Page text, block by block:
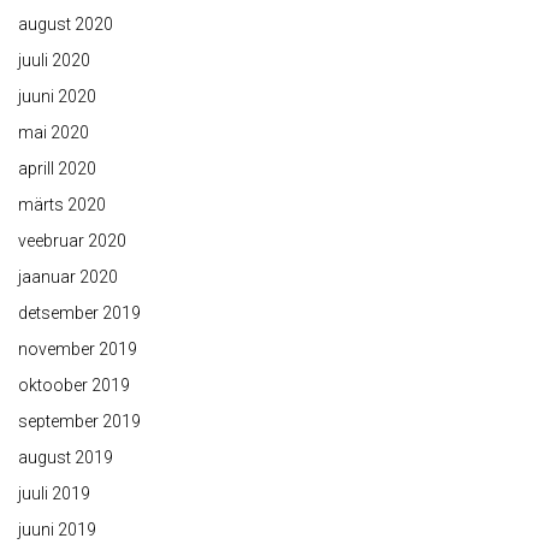
august 2020
juuli 2020
juuni 2020
mai 2020
aprill 2020
märts 2020
veebruar 2020
jaanuar 2020
detsember 2019
november 2019
oktoober 2019
september 2019
august 2019
juuli 2019
juuni 2019